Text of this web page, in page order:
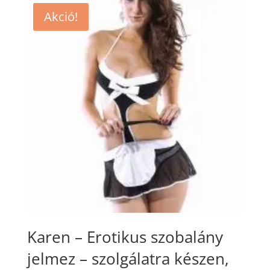
Akció!
Karen – Erotikus szobalány
jelmez – szolgálatra készen,